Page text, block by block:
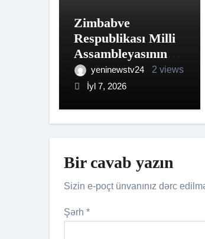
Zimbabve
Respublikası Milli
Assambleyasının
sədri Fəxri
xiyabanı və Zəfər
yeninewstv24
2 views
İyl 7, 2026
Bir cavab yazın
Sizin e-poçt ünvanınız dərc
Şərh *